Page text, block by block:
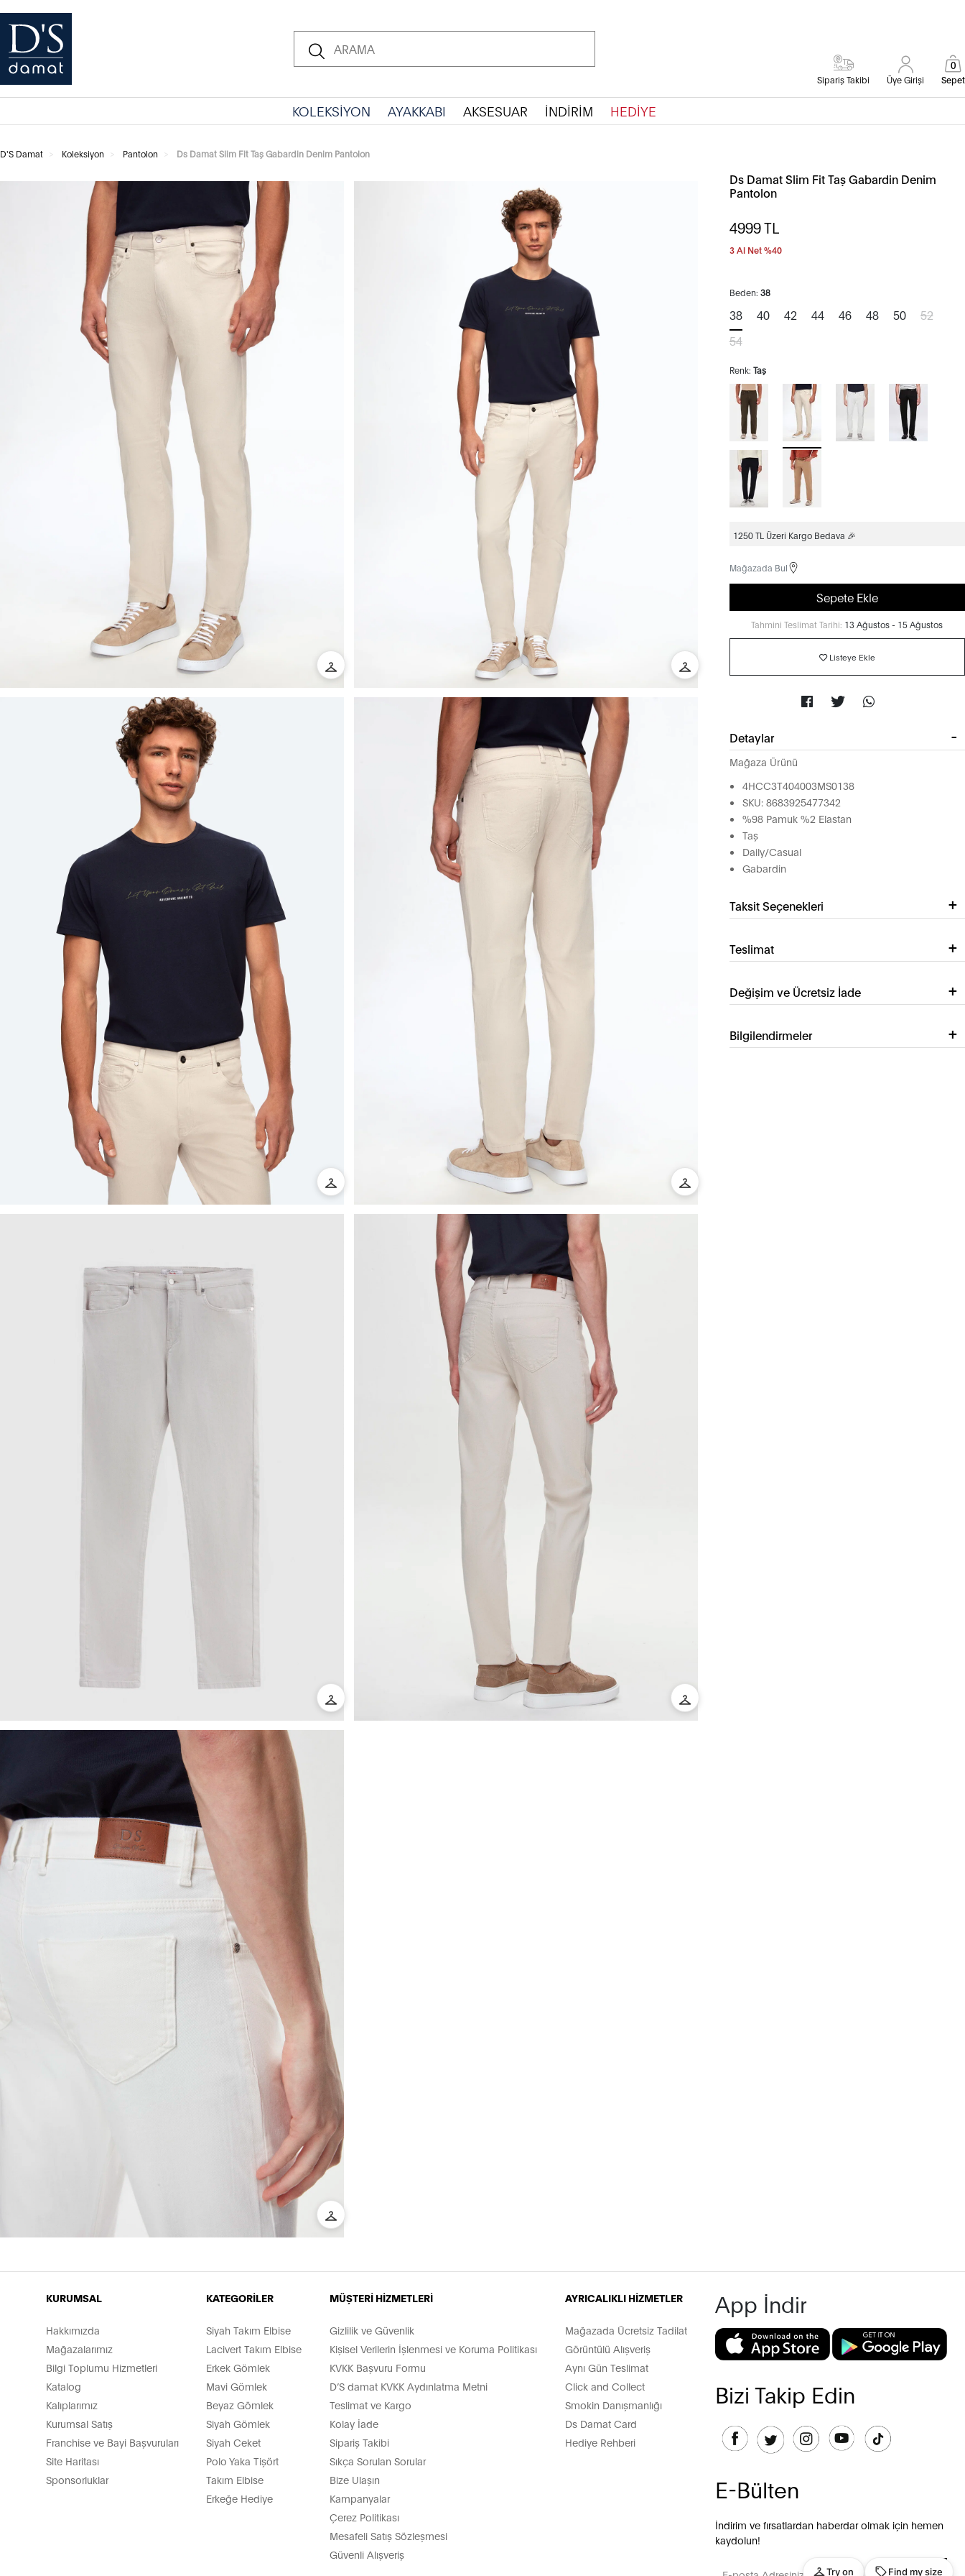
Sipariş Takibi Üye Girişi Sepet
0
KOLEKSİYON AYAKKABI AKSESUAR İNDİRİM HEDİYE
D'S Damat Koleksiyon Pantolon Ds Damat Slim Fit Taş Gabardin Denim Pantolon
Ds Damat Slim Fit Taş Gabardin Denim
Pantolon
4999TL
3 Al Net %40
Beden: 38
38 40 42 44 46 48 50
52
54
Renk: Taş
1250 TL Üzeri Kargo Bedava 🎉
Mağazada Bul
Sepete Ekle
Tahmini Teslimat Tarihi: 13 Ağustos - 15 Ağustos
Listeye Ekle
Detaylar
Mağaza Ürünü
4HCC3T404003MS0138
SKU: 8683925477342
%98 Pamuk %2 Elastan
Taş
Daily/Casual
Gabardin
Taksit Seçenekleri
Teslimat
Değişim ve Ücretsiz İade
Bilgilendirmeler
KURUMSAL
Hakkımızda
Mağazalarımız
Bilgi Toplumu Hizmetleri
Katalog
Kalıplarımız
Kurumsal Satış
Franchise ve Bayi Başvuruları
Site Haritası
Sponsorluklar
KATEGORİLER
Siyah Takım Elbise
Lacivert Takım Elbise
Erkek Gömlek
Mavi Gömlek
Beyaz Gömlek
Siyah Gömlek
Siyah Ceket
Polo Yaka Tişört
Takım Elbise
Erkeğe Hediye
MÜŞTERİ HİZMETLERİ
Gizlilik ve Güvenlik
Kişisel Verilerin İşlenmesi ve Koruma Politikası
KVKK Başvuru Formu
D’S damat KVKK Aydınlatma Metni
Teslimat ve Kargo
Kolay İade
Sipariş Takibi
Sıkça Sorulan Sorular
Bize Ulaşın
Kampanyalar
Çerez Politikası
Mesafeli Satış Sözleşmesi
Güvenli Alışveriş
AYRICALIKLI HİZMETLER
Mağazada Ücretsiz Tadilat
Görüntülü Alışveriş
Aynı Gün Teslimat
Click and Collect
Smokin Danışmanlığı
Ds Damat Card
Hediye Rehberi
App İndir
Bizi Takip Edin
E-Bülten
İndirim ve fırsatlardan haberdar olmak için hemen
kaydolun!